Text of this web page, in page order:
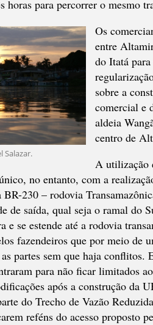
horas para percorrer o mesmo
Salazar.
Os
entre
do Itatá
sobre a
comercial e
aldeia
centro de
A utilização
no entanto, com a
BR-230 – rodovia
de saída, qual seja o ramal do
e se estende até a rodovia
fazendeiros que por meio de
partes sem que haja conflitos.
para não ficar limitados
após a construção da
do Trecho de Vazão
reféns do acesso proposto